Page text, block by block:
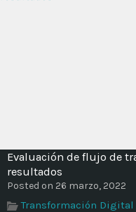
Evaluación de flujo de
resultados
Posted on 26 marzo, 2022
Transformación